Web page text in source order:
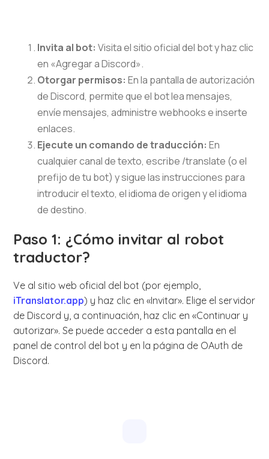
Invita al bot: Visita el sitio oficial del bot y haz clic
en «Agregar a Discord».
Otorgar permisos: En la pantalla de autorización
de Discord, permite que el bot lea mensajes,
envíe mensajes, administre webhooks e inserte
enlaces.
Ejecute un comando de traducción: En
cualquier canal de texto, escribe /translate (o el
prefijo de tu bot) y sigue las instrucciones para
introducir el texto, el idioma de origen y el idioma
de destino.
Paso 1: ¿Cómo invitar al robot
traductor?
Ve al sitio web oficial del bot (por ejemplo,
iTranslator.app) y haz clic en «Invitar». Elige el servidor
de Discord y, a continuación, haz clic en «Continuar y
autorizar». Se puede acceder a esta pantalla en el
panel de control del bot y en la página de OAuth de
Discord.